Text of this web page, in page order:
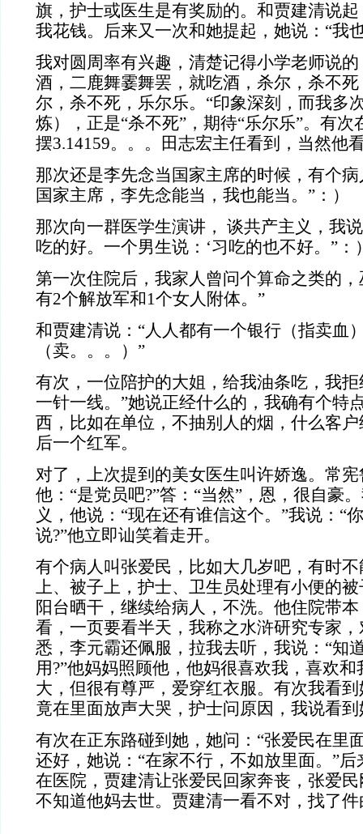
旗，护士或医生是有奖励的。和贾建清说
我花钱。后来又一次和她提起，她说：“我
我对圆周率有兴趣，清楚记得小学老师说
酒，二鹿舞霎舞罢，就吃酒，杀尔，杀不死
尔，杀不死，乐尔乐。“印象深刻，而我多
炼），正是“杀不死”，期待“乐尔乐”。有
摆3.14159。。。田志宏主任看到，当然他
那次还是李先念当国家主席的时候，有个
国家主席，李先念能当，我也能当。”：）
那次向一群医学生演讲， 谈共产主义，我
吃的好。一个男生说：‘习吃的也不好。”：
第一次住院后，我家人曾问个算命之类的
有2个解放军和1个女人附体。”
和贾建清说：“人人都有一个银行（指卖血
（卖。。。）”
有次，一位陪护的大姐，给我油条吃，我
一针一线。”她说正经什么的，我确有个特
西，比如在单位，不抽别人的烟，什么客
后一个红军。
对了，上次提到的美女医生叫许娇逸。常
他：“是党员吧?”答：“当然”，恩，很自豪
义，他说：“现在还有谁信这个。”我说：“
说?”他立即讪笑着走开。
有个病人叫张爱民，比如大几岁吧，有时
上、被子上，护士、卫生员处理有小便的
阳台晒干，继续给病人，不洗。他住院带
看，一页要看半天，我称之水浒研究专家
悉，李元霸还佩服，拉我去听，我说：“知
用?”他妈妈照顾他，他妈很喜欢我，喜欢
大，但很有尊严，爱穿红衣服。有次我看
竟在里面放声大哭，护士问原因，我说看到
有次在正东路碰到她，她问：“张爱民在里
还好，她说：“在家不行，不如放里面。”
在医院，贾建清让张爱民回家奔丧，张爱
不知道他妈去世。贾建清一看不对，找了